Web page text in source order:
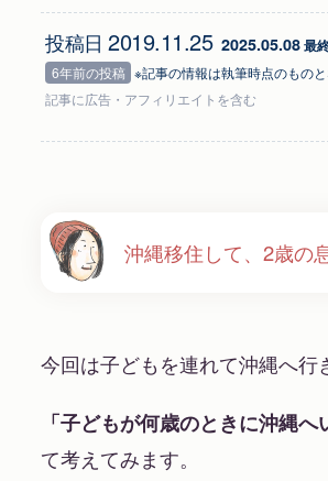
投稿日 2019.11.25 2025.05.08 最
6年前の投稿 ※記事の情報は執筆時点のもの
記事に広告 ・アフィリエイトを含む
沖縄移住して、2歳の
今回は子どもを連れて沖縄へ行
「子どもが何歳のときに沖縄へ
て考えてみます。